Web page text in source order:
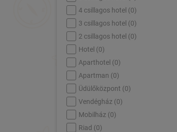
4 csillagos hotel (0)
3 csillagos hotel (0)
2 csillagos hotel (0)
Hotel (0)
Aparthotel (0)
Apartman (0)
Üdülőközpont (0)
Vendégház (0)
Mobilház (0)
Riad (0)